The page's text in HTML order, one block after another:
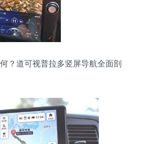
？道可视普拉多竖屏导航全面剖